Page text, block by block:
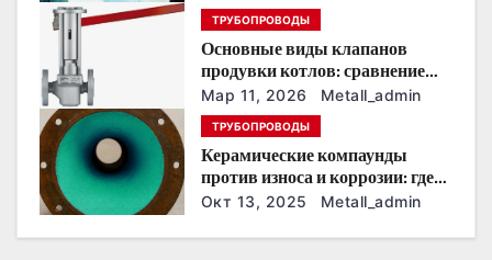
а
п
и
с
я
ТРУБОПРОВОДЫ
Основные виды клапанов
продувки котлов: сравнение
устройств и характеристик
Мар 11, 2026 Metall_admin
ТРУБОПРОВОДЫ
Керамические компаунды
против износа и коррозии: где
они работают эффективнее
Окт 13, 2025 Metall_admin